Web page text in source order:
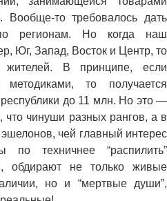
Вообще-то требовалось дать
регионам. Но когда наш
Юг, Запад, Восток и Центр, то
жителей. В принципе, если
методиками, то получается
республики до 11 млн. Но это —
что чинуши разных рангов, а в
чей главный интерес
техничнее “распилить”
обдирают не только живые
но и “мертвые души”,